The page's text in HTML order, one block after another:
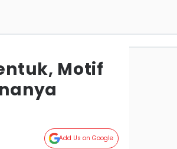
Motif
Add Us on Google